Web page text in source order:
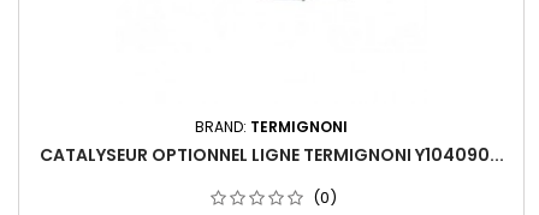
BRAND: TERMIGNONI
CATALYSEUR OPTIONNEL LIGNE TERMIGNONI Y104090...
(0)